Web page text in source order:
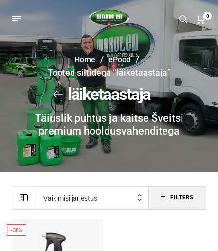
0
Home / ePood /
Tooted siltidega “läiketaastaja”
läiketaastaja
Täiuslik puhtus ja kaitse Šveitsi
premium hooldusvahenditega
Vaikimisi järjestus FILTERS
-30%